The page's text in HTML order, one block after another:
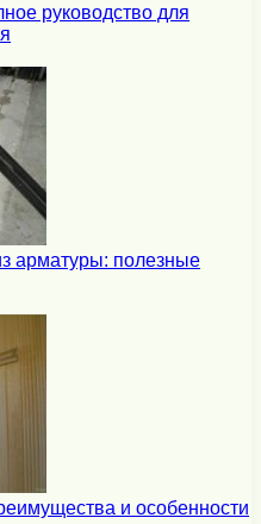
руководство для
арматуры: полезные
и особенности